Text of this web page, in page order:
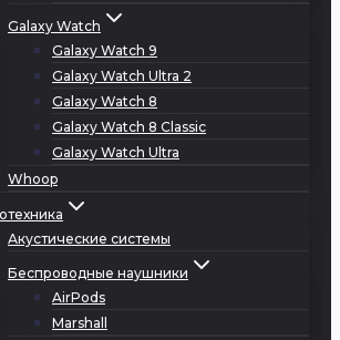
Galaxy Watch
Galaxy Watch 9
Galaxy Watch Ultra 2
Galaxy Watch 8
Galaxy Watch 8 Classic
Galaxy Watch Ultra
Whoop
Акустические системы
Беспроводные наушники
AirPods
Marshall